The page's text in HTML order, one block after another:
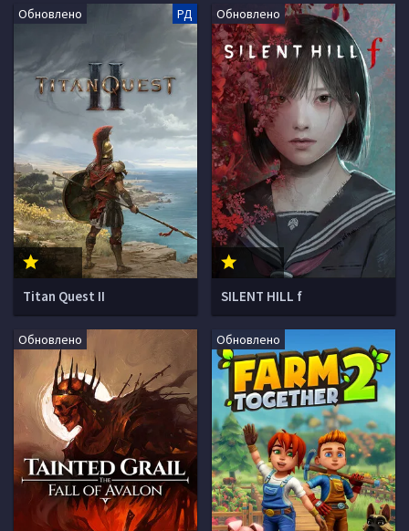
Обновлено РД
Titan Quest II
Обновлено
SILENT HILL f
Обновлено Обновлено